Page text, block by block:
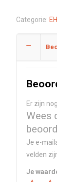
Categorie:
Er zijn
Wees
Je e-
velden
Je